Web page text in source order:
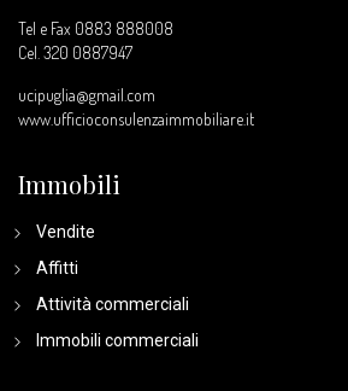
Tel e Fax 0883 888008
Cel. 320 0887947
ucipuglia@gmail.com
www.ufficioconsulenzaimmobiliare.it
Immobili
Vendite
Affitti
Attività commerciali
Immobili commerciali